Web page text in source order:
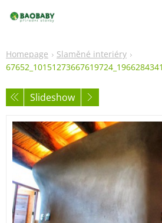
Homepage
Slaměné interiéry
Slideshow